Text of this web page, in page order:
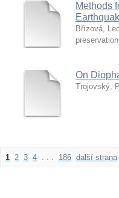
Methods
Břízová,
On
Trojovský,
1 2 3 4 . . . 186 další strana